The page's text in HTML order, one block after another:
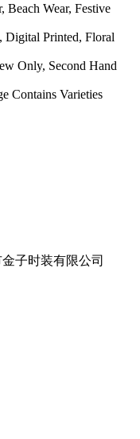
Beach Wear, Festive
Digital Printed, Floral
Only, Second Hand
Contains Varieties
子时装有限公司